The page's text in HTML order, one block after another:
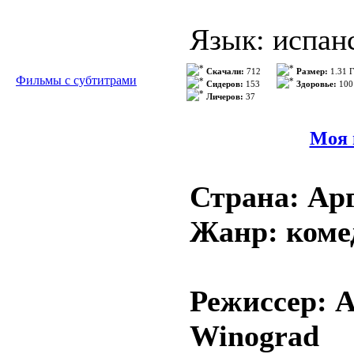
Noodles.
Guionista:
Fotografía.
Calificación:
dirigida por
cuento de
Язык:
Режиссер:
В ролях:
Яровенко,
Мартинес,
Роберто
Фильмы с субтитрами
Скачали: 712
Сидеров: 153
Личеров: 37
Размер: 1.31
Здоровье: 100
Моя
Страна:
Жанр:
Режиссер:
Winograd